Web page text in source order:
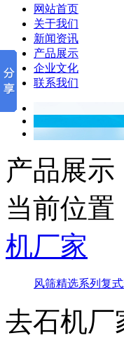
网站首页
关于我们
新闻资讯
产品展示
企业文化
联系我们
产品展示
当前位置
机厂家
风筛精选系列 复
去石机厂